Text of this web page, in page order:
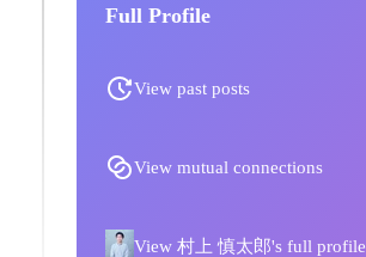
Full Profile
View past posts
View mutual connections
View 村上 慎太郎's full profile